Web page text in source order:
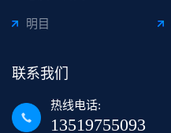
明目
联系我们
热线电话:
13519755093